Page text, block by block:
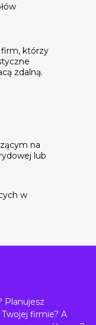
firm, którzy
zdalną.
na
lub
w
Planujesz
firmie? A